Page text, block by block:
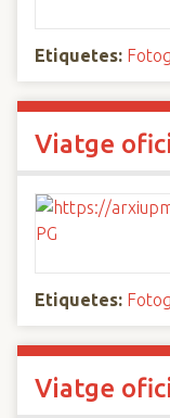
Etiquetes:
Viatge
Etiquetes:
Viatge